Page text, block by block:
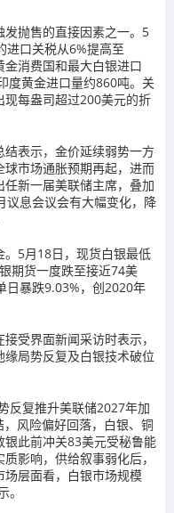
抛售的直接因素之一。5
进口关税从6%提高至
消费国和最大白银进口
度黄金进口量约860吨。关
每盎司超过200美元的折
表示，金价延续弱势一方
市场通胀预期再起，进而
新一届美联储主席，叠加
议息会议会有大幅变化，降
。 5月18日， 现货白银最低
期货一度跌至接近74美
日暴跌9.03%，创2020年
受界面新闻采访时表示，
局势反复及白银技术破位
反复推升美联储2027年加
风险偏好回落，白银、铜
此前冲关83美元受秘鲁能
质影响，供给叙事弱化后，
层面看，白银市场规模